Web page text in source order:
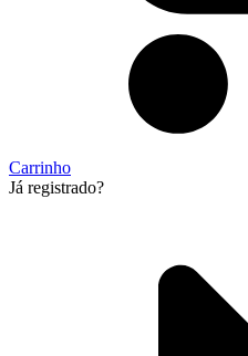
Carrinho
Já registrado?